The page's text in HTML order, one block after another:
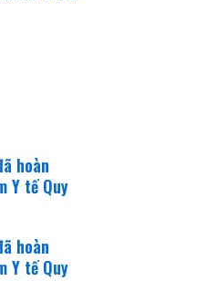
hoàn
Y tế Quy
hoàn
Y tế Quy